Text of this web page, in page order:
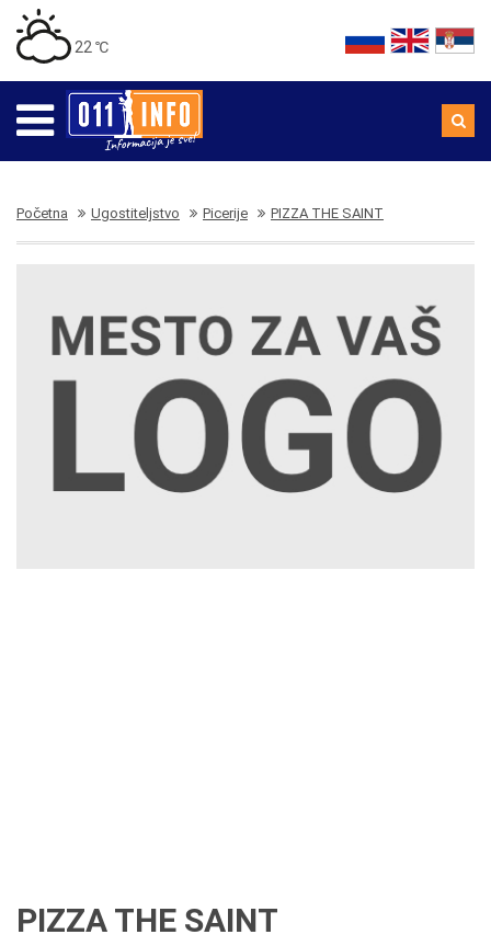
22 ℃
Početna Ugostiteljstvo Picerije PIZZA THE SAINT
PIZZA THE SAINT